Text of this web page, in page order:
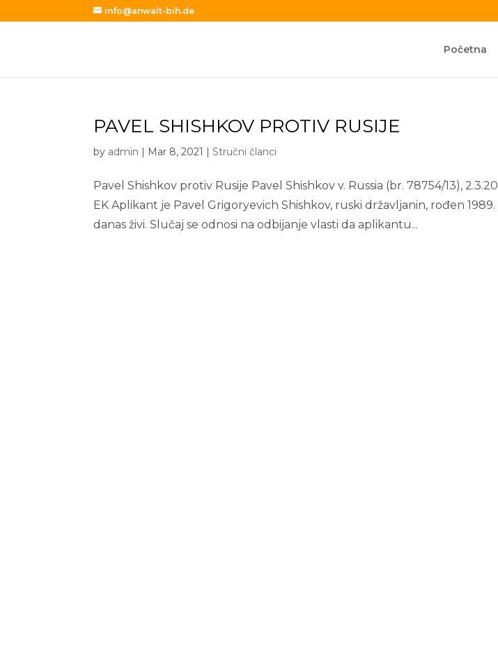
info@anwalt-bih.de
Početna
PAVEL SHISHKOV PROTIV RUSIJE
by admin | Mar 8, 2021 |Stručni članci
Pavel Shishkov protiv Rusije Pavel Shishkov v. Russia (br. 78754/13),
EK Aplikant je Pavel Grigoryevich Shishkov, ruski državljanin, rođen
danas živi. Slučaj se odnosi na odbijanje vlasti da aplikantu...